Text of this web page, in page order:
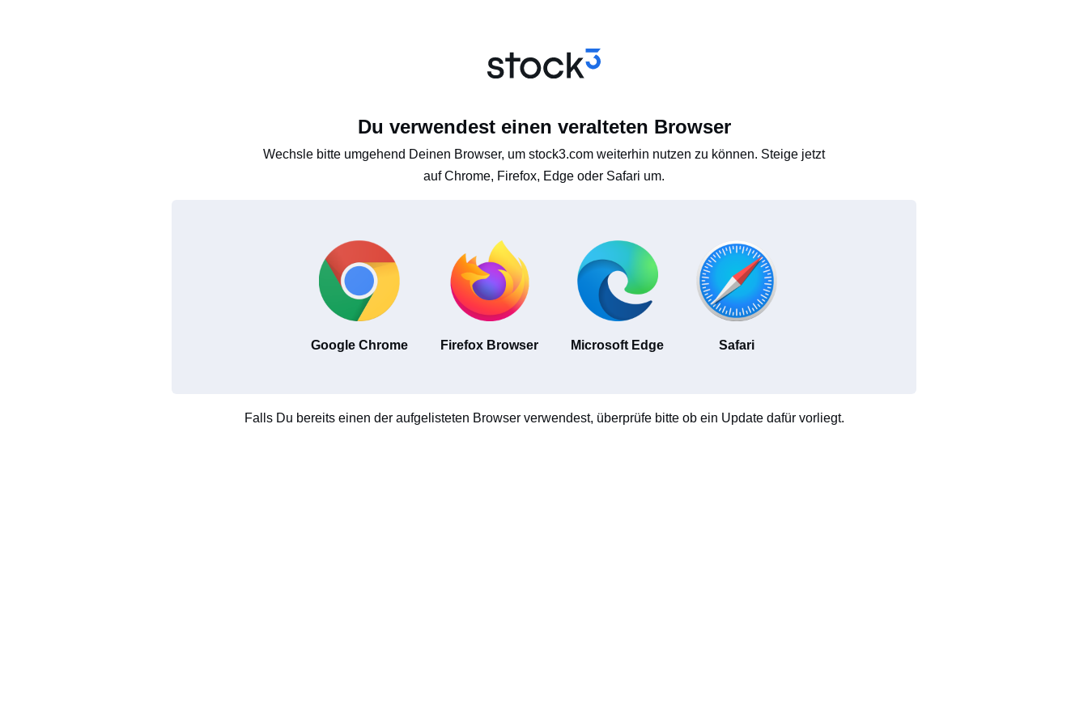
Du verwendest einen veralteten Browser
Wechsle bitte umgehend Deinen Browser, um stock3.com weiterhin nutzen zu können. Steige jetzt
auf Chrome, Firefox, Edge oder Safari um.
Google Chrome Firefox Browser Microsoft Edge Safari
Falls Du bereits einen der aufgelisteten Browser verwendest, überprüfe bitte ob ein Update dafür vorliegt.